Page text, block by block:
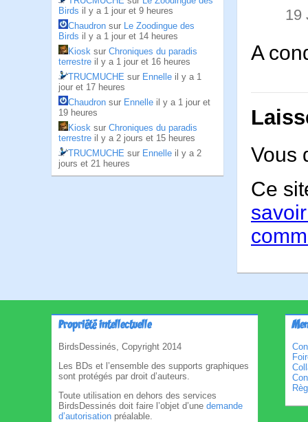
Birds il y a 1 jour et 9 heures
Chaudron sur Le Zoodingue des
Birds il y a 1 jour et 14 heures
Kiosk sur Chroniques du paradis
terrestre il y a 1 jour et 16 heures
TRUCMUCHE sur Ennelle il y a 1
jour et 17 heures
Chaudron sur Ennelle il y a 1 jour et
19 heures
Kiosk sur Chroniques du paradis
terrestre il y a 2 jours et 15 heures
TRUCMUCHE sur Ennelle il y a 2
jours et 21 heures
19
A
Vous
Ce
Propriété intellectuelle
BirdsDessinés, Copyright 2014
Les BDs et l’ensemble des supports graphiques
sont protégés par droit d’auteurs.
Toute utilisation en dehors des services
BirdsDessinés doit faire l’objet d’une demande
d’autorisation préalable.